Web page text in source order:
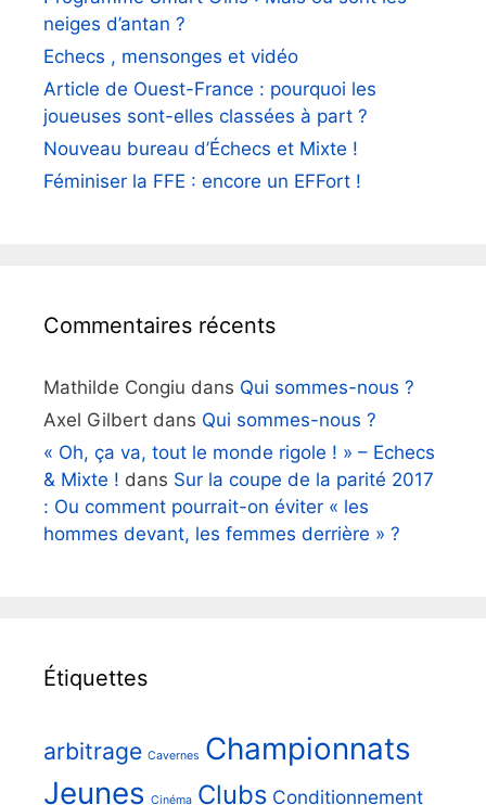
neiges d’antan ?
Echecs , mensonges et vidéo
Article de Ouest-France : pourquoi les
joueuses sont-elles classées à part ?
Nouveau bureau d’Échecs et Mixte !
Féminiser la FFE : encore un EFFort !
Commentaires récents
Mathilde Congiu dans Qui sommes-nous ?
Axel Gilbert dans Qui sommes-nous ?
« Oh, ça va, tout le monde rigole ! » – Echecs
& Mixte ! dans Sur la coupe de la parité 2017
: Ou comment pourrait-on éviter « les
hommes devant, les femmes derrière » ?
Étiquettes
arbitrage Cavernes Championnats
Jeunes Cinéma Clubs Conditionnement